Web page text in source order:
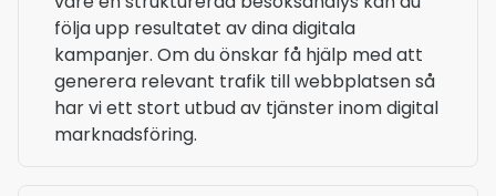
följa upp resultatet av dina digitala
kampanjer. Om du önskar få hjälp med att
generera relevant trafik till webbplatsen så
har vi ett stort utbud av tjänster inom digital
marknadsföring.